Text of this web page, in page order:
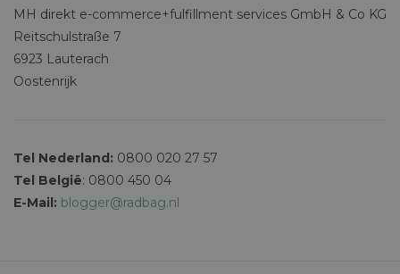
MH direkt e-commerce+fulfillment services GmbH & Co KG
Reitschulstraße 7
6923 Lauterach
Oostenrijk
Tel Nederland: 0800 020 27 57
Tel België: 0800 450 04
E-Mail: blogger@radbag.nl